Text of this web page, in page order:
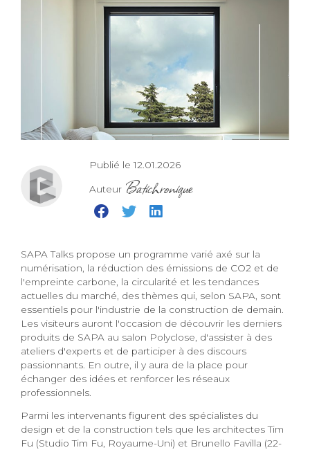
Publié le 12.01.2026
Auteur Batichronique
SAPA Talks propose un programme varié axé sur la
numérisation, la réduction des émissions de CO2 et de
l'empreinte carbone, la circularité et les tendances
actuelles du marché, des thèmes qui, selon SAPA, sont
essentiels pour l'industrie de la construction de demain.
Les visiteurs auront l'occasion de découvrir les derniers
produits de SAPA au salon Polyclose, d'assister à des
ateliers d'experts et de participer à des discours
passionnants. En outre, il y aura de la place pour
échanger des idées et renforcer les réseaux
professionnels.
Parmi les intervenants figurent des spécialistes du
design et de la construction tels que les architectes Tim
Fu (Studio Tim Fu, Royaume-Uni) et Brunello Favilla (22-